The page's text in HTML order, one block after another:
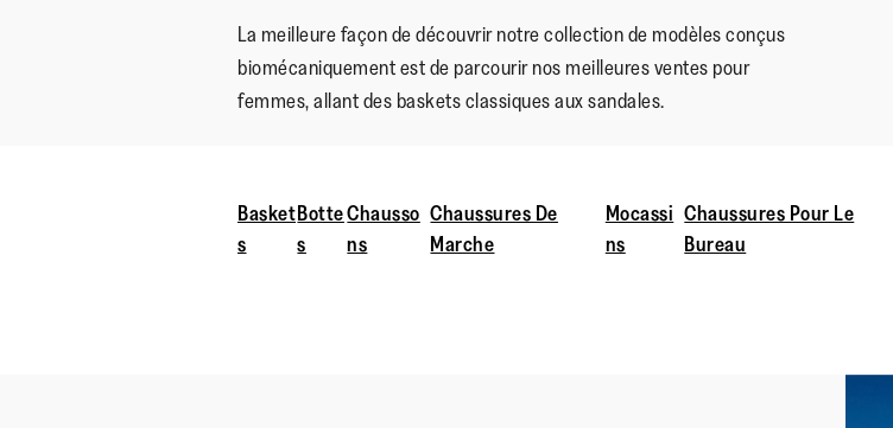
La meilleure façon de découvrir notre collection de modèles conçus
biomécaniquement est de parcourir nos meilleures ventes pour
femmes, allant des baskets classiques aux sandales.
Basket
s
Botte
s
Chausso
ns
Chaussures De
Marche
Mocassi
ns
Chaussures Pour Le
Bureau